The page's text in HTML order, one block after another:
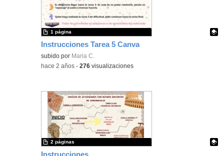
Instrucciones Tarea 5 Canva
Contenido educativo.
subido por Maria C.
1 página
-hace 2 años -276 visualizaciones
Instrucciones
2 páginas